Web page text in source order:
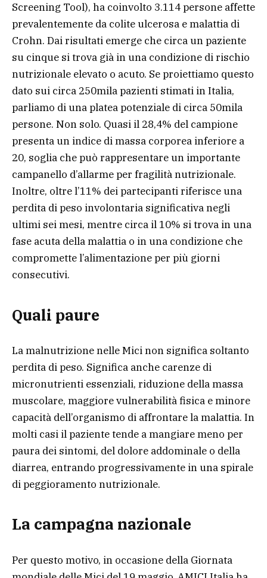
Screening Tool), ha coinvolto 3.114 persone affette
prevalentemente da colite ulcerosa e malattia di
Crohn. Dai risultati emerge che circa un paziente
su cinque si trova già in una condizione di rischio
nutrizionale elevato o acuto. Se proiettiamo questo
dato sui circa 250mila pazienti stimati in Italia,
parliamo di una platea potenziale di circa 50mila
persone. Non solo. Quasi il 28,4% del campione
presenta un indice di massa corporea inferiore a
20, soglia che può rappresentare un importante
campanello d’allarme per fragilità nutrizionale.
Inoltre, oltre l’11% dei partecipanti riferisce una
perdita di peso involontaria significativa negli
ultimi sei mesi, mentre circa il 10% si trova in una
fase acuta della malattia o in una condizione che
compromette l’alimentazione per più giorni
consecutivi.
Quali paure
La malnutrizione nelle Mici non significa soltanto
perdita di peso. Significa anche carenze di
micronutrienti essenziali, riduzione della massa
muscolare, maggiore vulnerabilità fisica e minore
capacità dell’organismo di affrontare la malattia. In
molti casi il paziente tende a mangiare meno per
paura dei sintomi, del dolore addominale o della
diarrea, entrando progressivamente in una spirale
di peggioramento nutrizionale.
La campagna nazionale
Per questo motivo, in occasione della Giornata